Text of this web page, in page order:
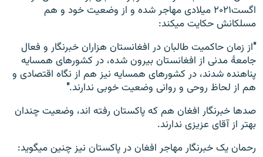
اگست۲۰۲۱ میلادی مهاجر شده و از وضعیت خود و هم
مسلکانش حکایت میکند:
"از زمان حاکمیت طالبان در افغانستان هزاران خبرنگار و فعال
جامعۀ مدنی از افغانستان بیرون شده، در کشورهای همسایه
پناهنده شدند، در کشورهای همسایه نیز هم از نگاه اقتصادی و
هم از لحاظ روحی و روانی وضعیت خوبی ندارند."
صدها خبرنگار افغان هم که پاکستان رفته اند، وضعیت چندان
بهتر از آقای عزیزی ندارند.
رحمان یک خبرنگار مهاجر افغان در پاکستان نیز چنین میگوید: